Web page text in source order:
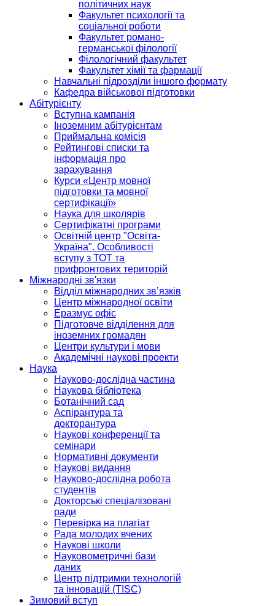
політичних наук
Факультет психології та
соціальної роботи
Факультет романо-
германської філології
Філологічний факультет
Факультет хімії та фармації
Навчальні підрозділи іншого формату
Кафедра військової підготовки
Абітурієнту
Вступна кампанія
Іноземним абітурієнтам
Приймальна комісія
Рейтингові списки та
інформація про
зарахування
Курси «Центр мовної
підготовки та мовної
сертифікації»
Наука для школярів
Сертифікатні програми
Освітній центр "Освіта-
Україна". Особливості
вступу з ТОТ та
прифронтових територій
Міжнародні зв'язки
Відділ міжнародних зв’язків
Центр міжнародної освіти
Еразмус офіс
Підготовче відділення для
іноземних громадян
Центри культури і мови
Академічні наукові проекти
Наука
Науково-дослідна частина
Наукова бібліотека
Ботанічний сад
Аспірантура та
докторантура
Наукові конференції та
семінари
Нормативні документи
Наукові видання
Науково-дослідна робота
студентів
Докторські спеціалізовані
ради
Перевірка на плагіат
Рада молодих вчених
Наукові школи
Науковометричні бази
даних
Центр підтримки технологій
та інновацій (TISC)
Зимовий вступ